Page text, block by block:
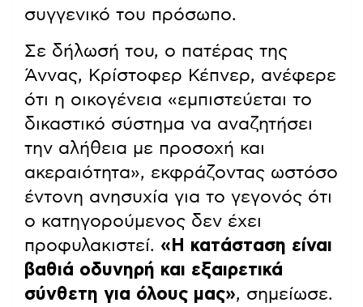
συγγενικό του πρόσωπο.
Σε δήλωσή του, ο πατέρας της
Άννας, Κρίστοφερ Κέπνερ, ανέφερε
ότι η οικογένεια «εμπιστεύεται το
δικαστικό σύστημα να αναζητήσει
την αλήθεια με προσοχή και
ακεραιότητα», εκφράζοντας ωστόσο
έντονη ανησυχία για το γεγονός ότι
ο κατηγορούμενος δεν έχει
προφυλακιστεί. «Η κατάσταση είναι
βαθιά οδυνηρή και εξαιρετικά
σύνθετη για όλους μας», σημείωσε.